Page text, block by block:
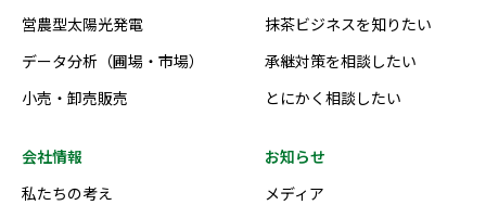
営農型太陽光発電
データ分析（圃場・市場）
小売・卸売販売
抹茶ビジネスを知りたい
承継対策を相談したい
とにかく相談したい
会社情報
私たちの考え
お知らせ
メディア